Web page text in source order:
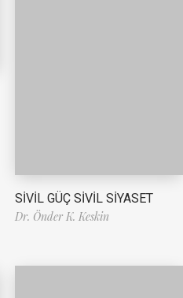
SİVİL GÜÇ SİVİL SİYASET
Dr. Önder K. Keskin